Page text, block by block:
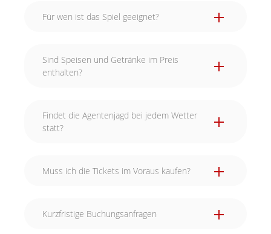
Für wen ist das Spiel geeignet?
Sind Speisen und Getränke im Preis
enthalten?
Findet die Agentenjagd bei jedem Wetter
statt?
Muss ich die Tickets im Voraus kaufen?
Kurzfristige Buchungsanfragen